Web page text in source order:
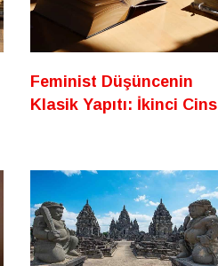
Feminist Düşüncenin
Klasik Yapıtı: İkinci Cins